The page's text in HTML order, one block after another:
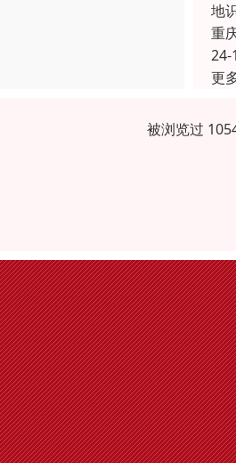
地
重
24-
更
被浏览过